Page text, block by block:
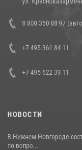
В Росгвардии прошла
боевого опыта
8 800 350 08 97
+7 495 361 84 11
+7 495 622 39 11
НОВОСТИ
В Нижнем Новгороде
по вопро...